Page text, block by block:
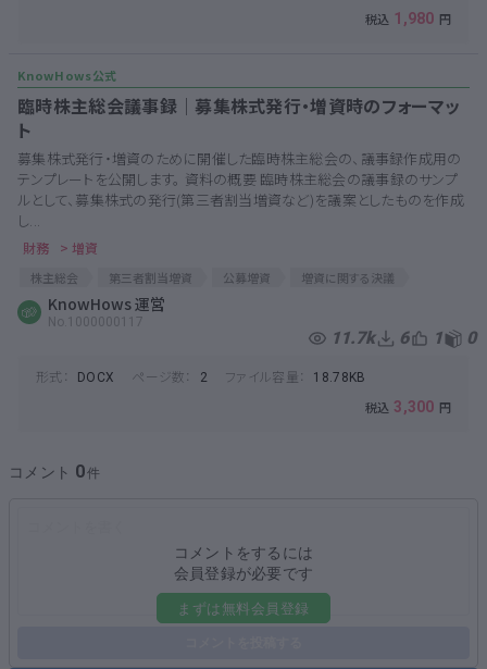
コメント 0
コメントをするには
会員登録が必要です
まずは無料会員登録
1,980
臨時株主総会議事録│募集株式発行・増資時のフォーマッ
ト
募集株式発行・増資のために開催した臨時株主総会の、議事録作成用の
テンプレートを公開します。 資料の概要 臨時株主総会の議事録のサンプ
ルとして、募集株式の発行(第三者割当増資など)を議案としたものを作成
し...
財務 > 増資
株主総会 第三者割当増資 公募増資
増資に関する決議
募集株式
第三者割当
役員会議事録
第三割
KnowHows 運営
No.1000000117
11.7k 6 1 0
形式： DOCX ページ数： 2 ファイル容量： 18.78KB
3,300